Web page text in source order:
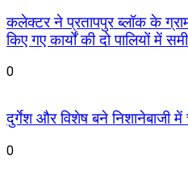
कलेक्टर ने प्रतापपुर ब्लॉक के
किए गए कार्यों की दो पालियों में
0
दुर्गेश और विशेष बने निशानेबाजी
0